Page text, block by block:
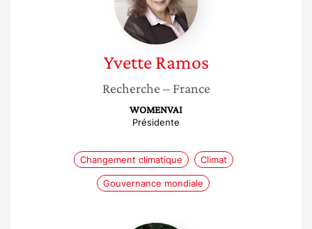
Yvette Ramos
Recherche – France
WOMENVAI
Présidente
Changement climatique Climat
Gouvernance mondiale